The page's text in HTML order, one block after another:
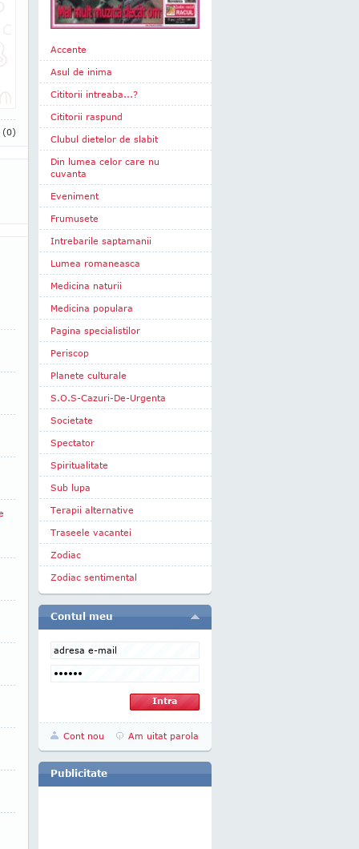
(0)
Accente
Asul de inima
Cititorii intreaba...?
Cititorii raspund
Clubul dietelor de slabit
Din lumea celor care nu
cuvanta
Eveniment
Frumusete
Intrebarile saptamanii
Lumea romaneasca
Medicina naturii
Medicina populara
Pagina specialistilor
Periscop
Planete culturale
S.O.S-Cazuri-De-Urgenta
Societate
Spectator
Spiritualitate
Sub lupa
Terapii alternative
Traseele vacantei
Zodiac
Zodiac sentimental
Contul meu
Cont nou Am uitat parola
Publicitate